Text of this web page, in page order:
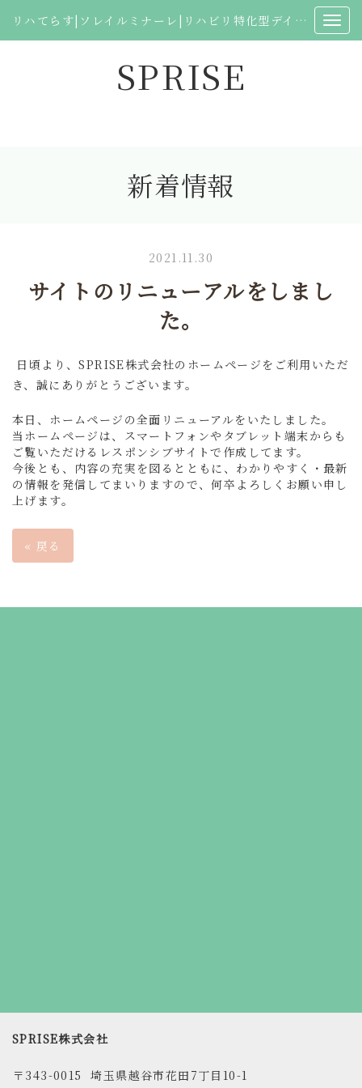
リハてらす|ソレイルミナーレ|リハビリ特化型デイサービス プラチナライフをかっこよく|SPRISE株式会社
SPRISE
新着情報
2021.11.30
サイトのリニューアルをしまし
た。
日頃より、SPRISE株式会社のホームページをご利用いただ
き、誠にありがとうございます。
本日、ホームページの全面リニューアルをいたしました。
当ホームページは、スマートフォンやタブレット端末からも
ご覧いただけるレスポンシブサイトで作成してます。
今後とも、内容の充実を図るとともに、わかりやすく・最新
の情報を発信してまいりますので、何卒よろしくお願い申し
上げます。
« 戻る
SPRISE株式会社
〒343-0015 埼玉県越谷市花田7丁目10-1